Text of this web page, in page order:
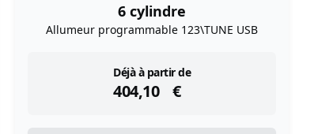
6 cylindre
Allumeur programmable 123\TUNE USB
Déjà à partir de
404,10 €
instock